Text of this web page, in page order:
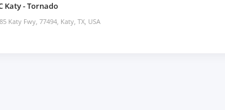
Katy - Tornado
Katy Fwy, 77494, Katy, TX, USA